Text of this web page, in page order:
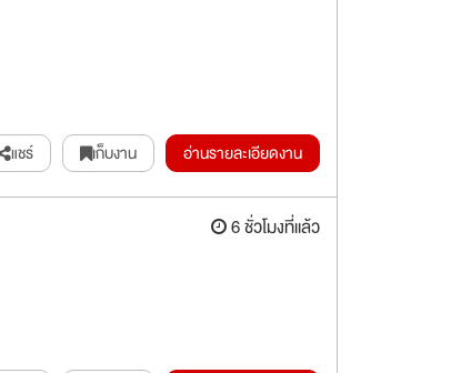
แชร์ เก็บงาน อ่านรายละเอียดงาน
6 ชั่วโมงที่แล้ว